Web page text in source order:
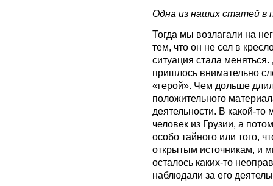
Одна из наших статей в
Тогда мы возлагали на
тем, что он не сел в
ситуация стала
пришлось внимательно
«герой». Чем дольше
положительного
деятельности. В какой-то
человек из Грузии, а
особо тайного или того,
открытым источникам, и
осталось каких-то
наблюдали за его